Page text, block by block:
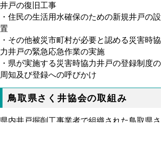
井戸の復旧工事
・住民の生活用水確保のための新規井戸の設
置
・その他被災市町村が必要と認める災害時協
力井戸の緊急応急作業の実施
・県が実施する災害時協力井戸の登録制度の
周知及び登録への呼びかけ
鳥取県さく井協会の取組み
県内井戸掘削工事業者で組織された鳥取県さ